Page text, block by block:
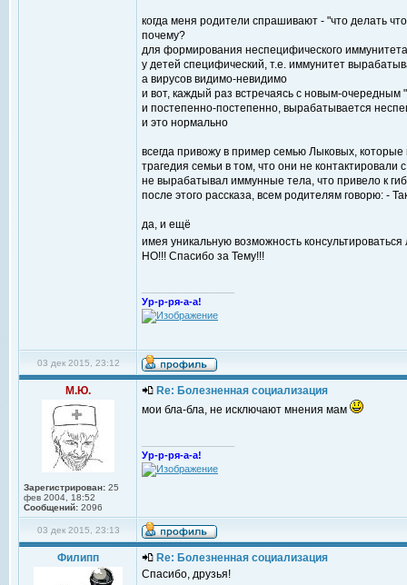
когда меня родители спрашивают - "что делать
почему?
для формирования неспецифического иммунитета
у детей специфический, т.е. иммунитет
а вирусов видимо-невидимо
и вот, каждый раз встречаясь с новым-
и постепенно-постепенно, вырабатывается
и это нормально
всегда привожу в пример семью Лыковых,
трагедия семьи в том, что они не
не вырабатывал иммунные тела, что привело к
после этого рассказа, всем родителям говорю: -
да, и ещё
имея уникальную возможность
НО!!! Спасибо за Тему!!!
Ур-р-ря-а-а!
03 дек 2015, 23:12
М.Ю.
Зарегистрирован: 25
фев 2004, 18:52
Сообщений: 2096
Re: Болезненная социализация
мои бла-бла, не исключают мнения мам
Ур-р-ря-а-а!
03 дек 2015, 23:13
Филипп
Re: Болезненная социализация
Спасибо, друзья!